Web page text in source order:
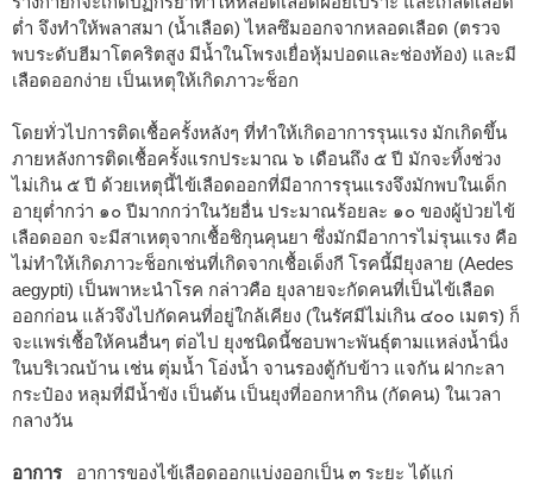
ต่ำ จึงทำให้พลาสมา (น้ำเลือด) ไหลซึมออกจากหลอดเลือด (ตรวจ
พบระดับฮีมาโตคริตสูง มีน้ำในโพรงเยื่อหุ้มปอดและช่องท้อง) และมี
เลือดออกง่าย เป็นเหตุให้เกิดภาวะช็อก
โดยทั่วไปการติดเชื้อครั้งหลังๆ ที่ทำให้เกิดอาการรุนแรง มักเกิดขึ้น
ภายหลังการติดเชื้อครั้งแรกประมาณ ๖ เดือนถึง ๕ ปี มักจะทิ้งช่วง
ไม่เกิน ๕ ปี ด้วยเหตุนี้ไข้เลือดออกที่มีอาการรุนแรงจึงมักพบในเด็ก
อายุต่ำกว่า ๑๐ ปีมากกว่าในวัยอื่น ประมาณร้อยละ ๑๐ ของผู้ป่วยไข้
เลือดออก จะมีสาเหตุจากเชื้อชิกุนคุนยา ซึ่งมักมีอาการไม่รุนแรง คือ
ไม่ทำให้เกิดภาวะช็อกเช่นที่เกิดจากเชื้อเด็งกี โรคนี้มียุงลาย (Aedes
aegypti) เป็นพาหะนำโรค กล่าวคือ ยุงลายจะกัดคนที่เป็นไข้เลือด
ออกก่อน แล้วจึงไปกัดคนที่อยู่ใกล้เคียง (ในรัศมีไม่เกิน ๔๐๐ เมตร) ก็
จะแพร่เชื้อให้คนอื่นๆ ต่อไป ยุงชนิดนี้ชอบพาะพันธุ์ตามแหล่งน้ำนิ่ง
ในบริเวณบ้าน เช่น ตุ่มน้ำ โอ่งน้ำ จานรองตู้กับข้าว แจกัน ฝากะลา
กระป๋อง หลุมที่มีน้ำขัง เป็นต้น เป็นยุงที่ออกหากิน (กัดคน) ในเวลา
กลางวัน
อาการ อาการของไข้เลือดออกแบ่งออกเป็น ๓ ระยะ ได้แก่